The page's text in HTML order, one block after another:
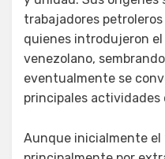
trabajadores
quienes introdujeron
venezolano,
eventualmente se
principales actividades
Aunque inicialmente